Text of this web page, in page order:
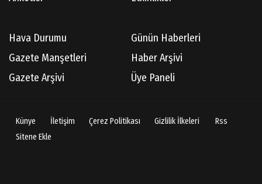
Hava Durumu
Günün Haberleri
Gazete Manşetleri
Haber Arşivi
Gazete Arşivi
Üye Paneli
Künye İletişim Çerez Politikası Gizlilik İlkeleri
Rss
Sitene Ekle